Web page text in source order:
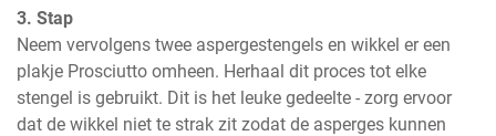
3. Stap
Neem vervolgens twee aspergestengels en wikkel er een
plakje Prosciutto omheen. Herhaal dit proces tot elke
stengel is gebruikt. Dit is het leuke gedeelte - zorg ervoor
dat de wikkel niet te strak zit zodat de asperges kunnen